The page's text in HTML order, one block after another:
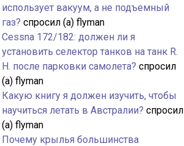
использует вакуум, а не подъемный
газ? спросил (а) flyman
Cessna 172/182: должен ли я
установить селектор танков на танк R.
H. после парковки самолета? спросил
(а) flyman
Какую книгу я должен изучить, чтобы
научиться летать в Австралии? спросил
(а) flyman
Почему крылья большинства